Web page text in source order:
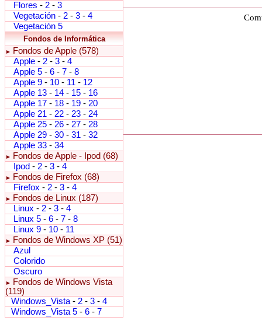
Flores - 2 - 3
Vegetación - 2 - 3 - 4
Vegetación 5
Fondos de Informática
►
Fondos de Apple (578)
Apple - 2 - 3 - 4
Apple 5 - 6 - 7 - 8
Apple 9 - 10 - 11 - 12
Apple 13 - 14 - 15 - 16
Apple 17 - 18 - 19 - 20
Apple 21 - 22 - 23 - 24
Apple 25 - 26 - 27 - 28
Apple 29 - 30 - 31 - 32
Apple 33 - 34
►
Fondos de Apple - Ipod (68)
Ipod - 2 - 3 - 4
►
Fondos de Firefox (68)
Firefox - 2 - 3 - 4
►
Fondos de Linux (187)
Linux - 2 - 3 - 4
Linux 5 - 6 - 7 - 8
Linux 9 - 10 - 11
►
Fondos de Windows XP (51)
Azul
Colorido
Oscuro
►
Fondos de Windows Vista
(119)
Windows_Vista - 2 - 3 - 4
Windows_Vista 5 - 6 - 7